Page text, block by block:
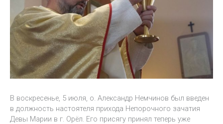
В воскресенье, 5 июля, о. Александр Немчинов был введен
в должность настоятеля прихода Непорочного зачатия
Девы Марии в г. Орёл. Его присягу принял теперь уже